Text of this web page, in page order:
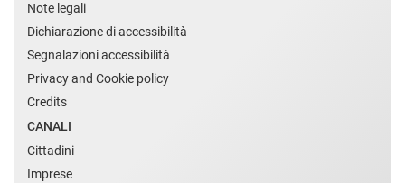
Note legali
Dichiarazione di accessibilità
Segnalazioni accessibilità
Privacy and Cookie policy
Credits
CANALI
Cittadini
Imprese